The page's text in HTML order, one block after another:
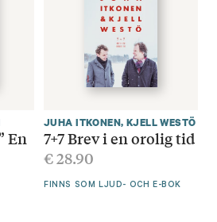
En
JUHA ITKONEN KJELL WESTÖ
7+7 Brev i en orolig tid
€28.90
FINNS SOM LJUD- OCH E-BOK